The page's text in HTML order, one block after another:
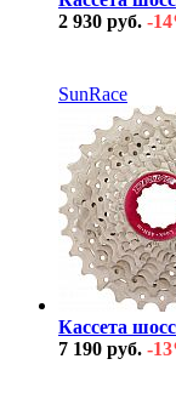
2 930 руб. -
SunRace
Кассета
7 190 руб. -